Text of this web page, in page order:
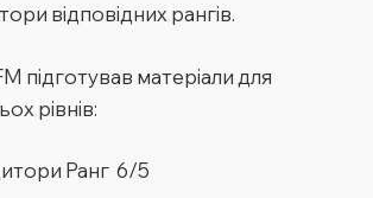
відповідних рангів.
підготував матеріали для
рівнів:
Ранг 6/5